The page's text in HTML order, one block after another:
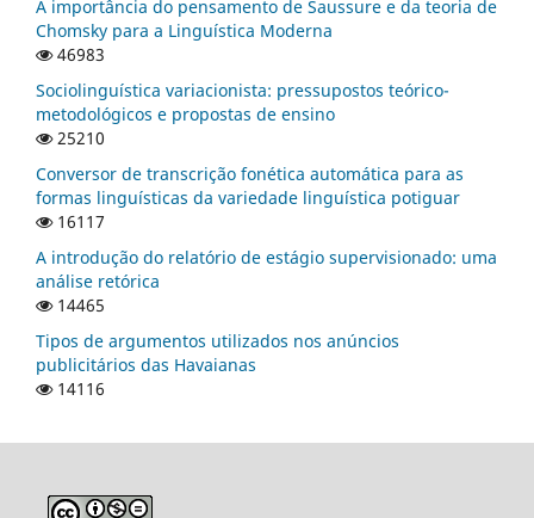
A importância do pensamento de Saussure e da teoria de
Chomsky para a Linguística Moderna
46983
Sociolinguística variacionista: pressupostos teórico-
metodológicos e propostas de ensino
25210
Conversor de transcrição fonética automática para as
formas linguísticas da variedade linguística potiguar
16117
A introdução do relatório de estágio supervisionado: uma
análise retórica
14465
Tipos de argumentos utilizados nos anúncios
publicitários das Havaianas
14116